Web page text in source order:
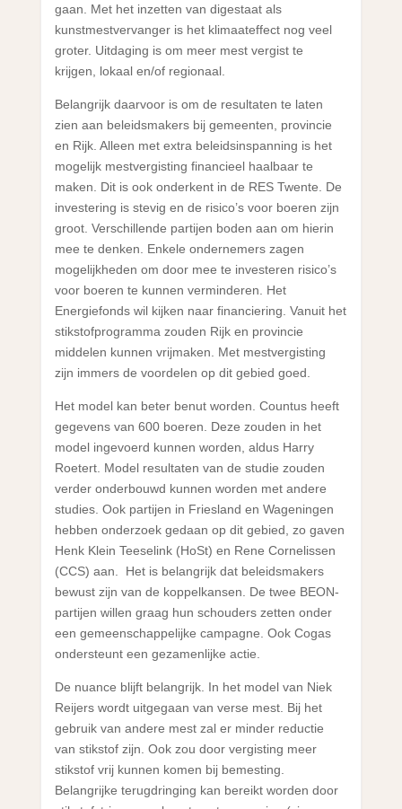
gaan. Met het inzetten van digestaat als
kunstmestvervanger is het klimaateffect nog veel
groter. Uitdaging is om meer mest vergist te
krijgen, lokaal en/of regionaal.
Belangrijk daarvoor is om de resultaten te laten
zien aan beleidsmakers bij gemeenten, provincie
en Rijk. Alleen met extra beleidsinspanning is het
mogelijk mestvergisting financieel haalbaar te
maken. Dit is ook onderkent in de RES Twente. De
investering is stevig en de risico’s voor boeren zijn
groot. Verschillende partijen boden aan om hierin
mee te denken. Enkele ondernemers zagen
mogelijkheden om door mee te investeren risico’s
voor boeren te kunnen verminderen. Het
Energiefonds wil kijken naar financiering. Vanuit het
stikstofprogramma zouden Rijk en provincie
middelen kunnen vrijmaken. Met mestvergisting
zijn immers de voordelen op dit gebied goed.
Het model kan beter benut worden. Countus heeft
gegevens van 600 boeren. Deze zouden in het
model ingevoerd kunnen worden, aldus Harry
Roetert. Model resultaten van de studie zouden
verder onderbouwd kunnen worden met andere
studies. Ook partijen in Friesland en Wageningen
hebben onderzoek gedaan op dit gebied, zo gaven
Henk Klein Teeselink (HoSt) en Rene Cornelissen
(CCS) aan. Het is belangrijk dat beleidsmakers
bewust zijn van de koppelkansen. De twee BEON-
partijen willen graag hun schouders zetten onder
een gemeenschappelijke campagne. Ook Cogas
ondersteunt een gezamenlijke actie.
De nuance blijft belangrijk. In het model van Niek
Reijers wordt uitgegaan van verse mest. Bij het
gebruik van andere mest zal er minder reductie
van stikstof zijn. Ook zou door vergisting meer
stikstof vrij kunnen komen bij bemesting.
Belangrijke terugdringing kan bereikt worden door